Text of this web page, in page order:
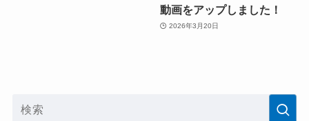
動画をアップしました！
2026年3月20日